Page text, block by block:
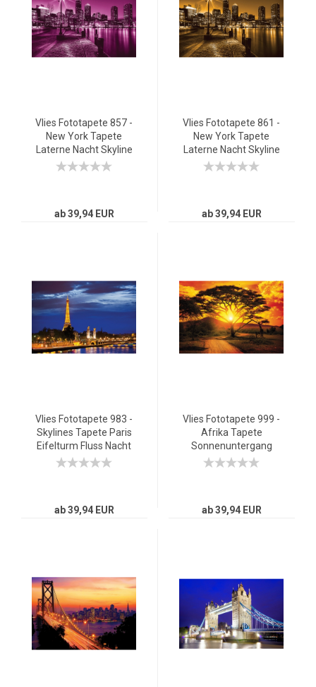
Vlies Fototapete 857 -
New York Tapete
Laterne Nacht Skyline
Lichter Fluss lila
ab 39,94 EUR
Vlies Fototapete 861 -
New York Tapete
Laterne Nacht Skyline
Lichter Fluss gelb
ab 39,94 EUR
Vlies Fototapete 983 -
Skylines Tapete Paris
Eifelturm Fluss Nacht
Lightning Skyline Stadt
ab 39,94 EUR
Vlies Fototapete 999 -
Afrika Tapete
Sonnenuntergang
Baum Weg Giraffe
ab 39,94 EUR